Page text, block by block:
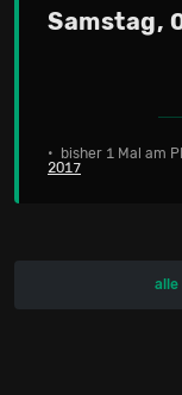
Samstag,
• bisher 1 Mal am
2017
alle